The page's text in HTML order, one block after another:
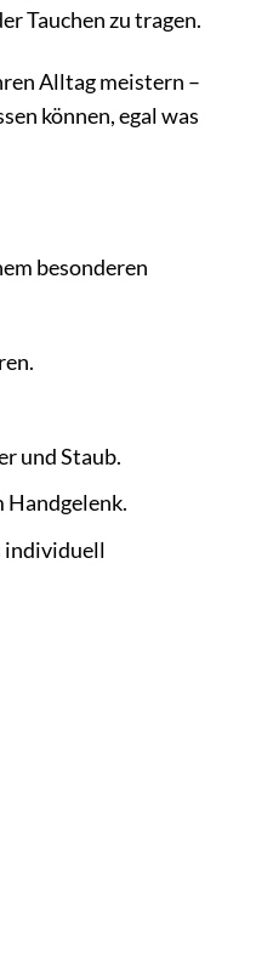
Tauchen zu tragen.
Alltag meistern –
können, egal was
besonderen
und Staub.
Handgelenk.
individuell